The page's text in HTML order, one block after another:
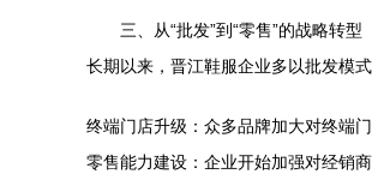
三、从“批发”到“零售”的战略转型
长期以来，晋江鞋服企业多以批发模
终端门店升级：众多品牌加大对终端
零售能力建设：企业开始加强对经销